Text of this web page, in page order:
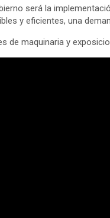
será la
y eficientes, una
de maquinaria y